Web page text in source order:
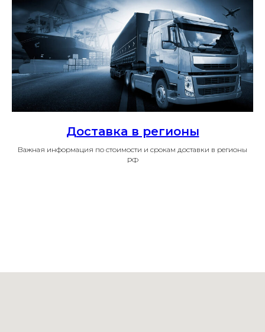
Доставка в регионы
Важная информация по стоимости и срокам доставки в регионы
РФ